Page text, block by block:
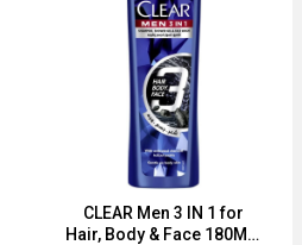
CLEAR Men 3 IN 1 for
Hair, Body & Face 180ML-